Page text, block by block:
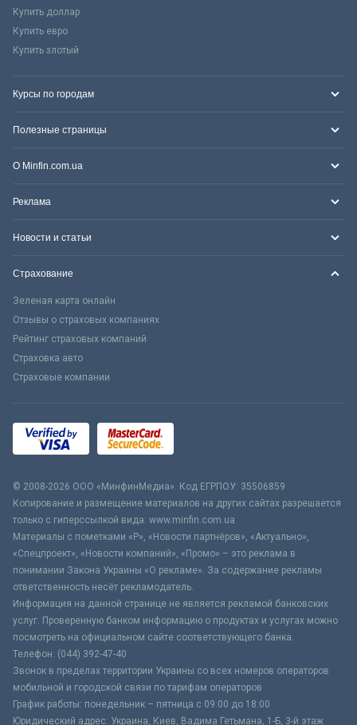
Купить доллар
Купить евро
Купить злотый
Курсы по городам
Полезные страницы
О Minfin.com.ua
Реклама
Новости и статьи
Страхование
Зеленая карта онлайн
Отзывы о страховых компаниях
Рейтинг страховых компаний
Страховка авто
Страховые компании
© 2008-2026 ООО «МинфинМедиа». Код ЕГРПОУ: 35506859
Копирование и размещение материалов на других сайтах разрешается
только с гиперссылкой вида: www.minfin.com.ua
Материалы с пометками «Р», «Новости партнёров», «Актуально»,
«Спецпроект», «Новости компаний», «Промо» – это реклама в
понимании Закона Украины «О рекламе». За содержание рекламы
ответственность несёт рекламодатель.
Информация на данной странице не является рекламой банковских
услуг. Проверенную банком информацию о продуктах и услугах можно
посмотреть на официальном сайте соответствующего банка.
Телефон: (044) 392-47-40
Звонок в пределах территории Украины со всех номеров операторов
мобильной и городской связи по тарифам операторов
График работы: понедельник – пятница с 09:00 до 18:00
Юридический адрес: Украина, Киев, Вадима Гетьмана, 1-Б, 3-й этаж